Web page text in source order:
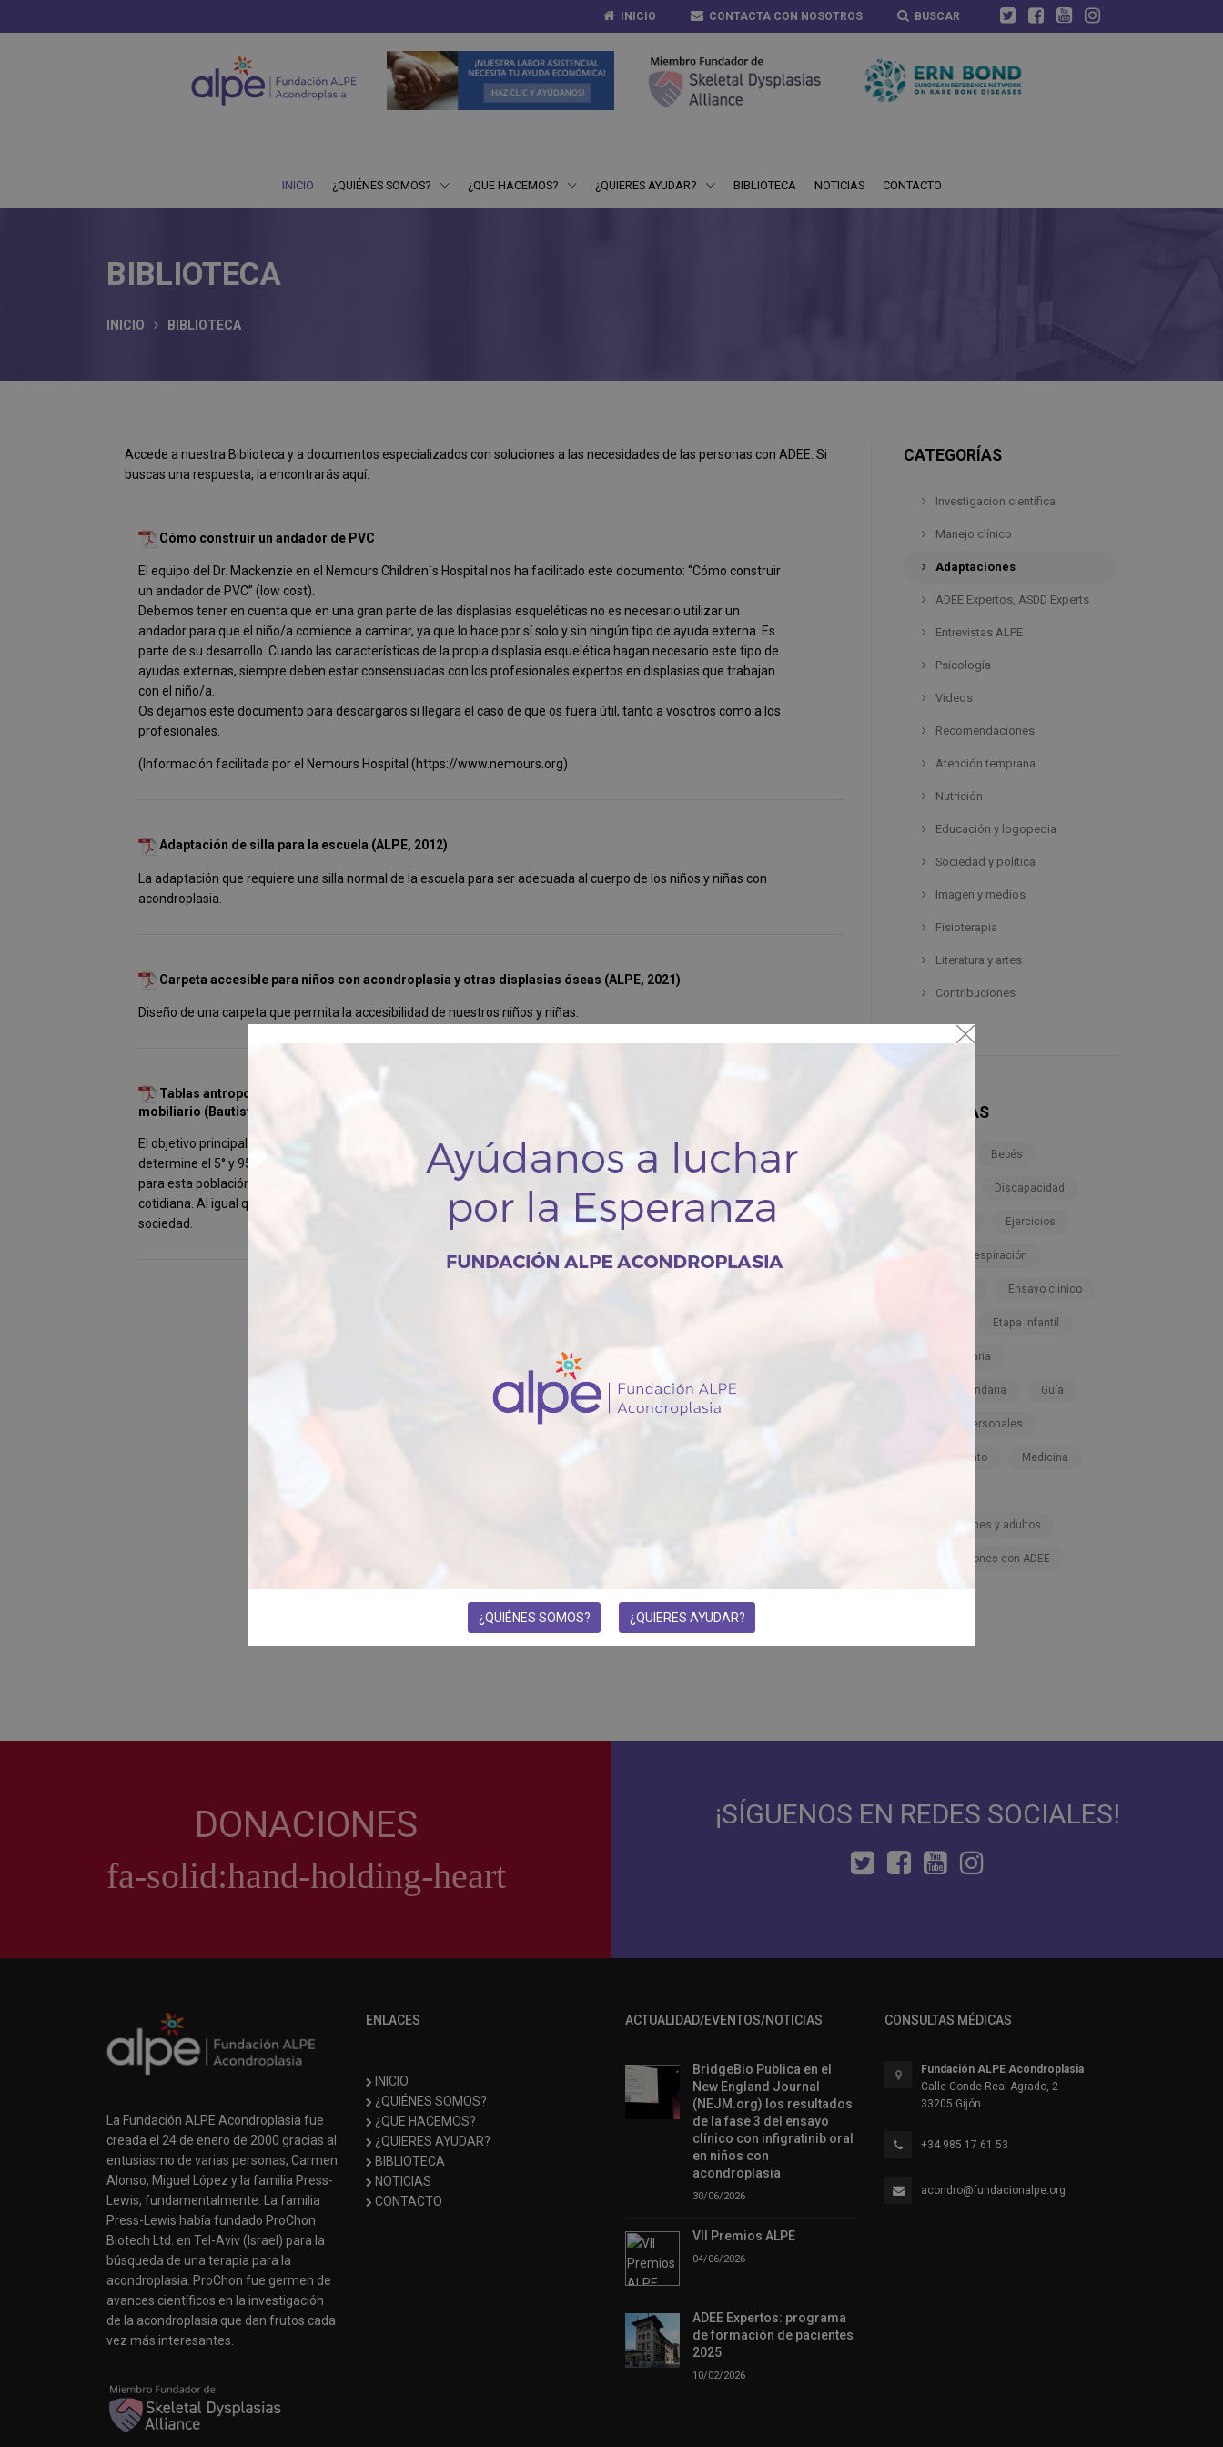
INICIO CONTACTA CON NOSOTROS BUSCAR
INICIO ¿QUIÉNES SOMOS? ¿QUE HACEMOS? ¿QUIERES AYUDAR? BIBLIOTECA NOTICIAS CONTACTO
BIBLIOTECA
INICIO BIBLIOTECA
Accede a nuestra Biblioteca y a documentos especializados con soluciones a las necesidades de las personas con ADEE. Si
buscas una respuesta, la encontrarás aquí.
Cómo construir un andador de PVC
El equipo del Dr. Mackenzie en el Nemours Children`s Hospital nos ha facilitado este documento: “Cómo construir
un andador de PVC” (low cost).
Debemos tener en cuenta que en una gran parte de las displasias esqueléticas no es necesario utilizar un
andador para que el niño/a comience a caminar, ya que lo hace por sí solo y sin ningún tipo de ayuda externa. Es
parte de su desarrollo. Cuando las características de la propia displasia esquelética hagan necesario este tipo de
ayudas externas, siempre deben estar consensuadas con los profesionales expertos en displasias que trabajan
con el niño/a.
Os dejamos este documento para descargaros si llegara el caso de que os fuera útil, tanto a vosotros como a los
profesionales.
(Información facilitada por el Nemours Hospital (https://www.nemours.org)
Adaptación de silla para la escuela (ALPE, 2012)
La adaptación que requiere una silla normal de la escuela para ser adecuada al cuerpo de los niños y niñas con
acondroplasia.
Carpeta accesible para niños con acondroplasia y otras displasias óseas (ALPE, 2021)
Diseño de una carpeta que permita la accesibilidad de nuestros niños y niñas.
Tablas antropométricas de adultos con enanismo de entre 18 a 45 años de edad para el diseño de
mobiliario (Bautista R, 2006)
El objetivo principal de este estudio es establecer tablas de dimensiones antropométricas en donde se
determine el 5° y 95° percentil de adultos con enanismo de ambos sexos para impulsar el diseño de mobiliario
para esta población, logrando satisfacer sus necesidades de mayor prioridad durante el desempeño de su vida
cotidiana. Al igual que poderles otorgar una satisfacción personal y emocional al ser tomados en cuenta por la
sociedad.
CATEGORÍAS
Investigacion científica
Manejo clínico
Adaptaciones
ADEE Expertos, ASDD Experts
Entrevistas ALPE
Psicología
Videos
Recomendaciones
Atención temprana
Nutrición
Educación y logopedia
Sociedad y política
Imagen y medios
Fisioterapia
Literatura y artes
Contribuciones
ETIQUETAS
Bebés
Discapacidad
Ejercicios
Ejercicios respiración
Ensayo clínico
Etapa infantil
Etapa primaria
Etapa secundaria Guía
Historias personales
Medicamento Medicina
Niños, jóvenes y adultos
Organizaciones con ADEE
Padres
DONACIONES ¡SÍGUENOS EN REDES SOCIALES!
La Fundación ALPE Acondroplasia fue
creada el 24 de enero de 2000 gracias al
entusiasmo de varias personas, Carmen
Alonso, Miguel López y la familia Press-
Lewis, fundamentalmente. La familia
Press-Lewis había fundado ProChon
Biotech Ltd. en Tel-Aviv (Israel) para la
búsqueda de una terapia para la
acondroplasia. ProChon fue germen de
avances científicos en la investigación
de la acondroplasia que dan frutos cada
vez más interesantes.
ENLACES
INICIO
¿QUIÉNES SOMOS?
¿QUE HACEMOS?
¿QUIERES AYUDAR?
BIBLIOTECA
NOTICIAS
CONTACTO
ACTUALIDAD/EVENTOS/NOTICIAS
BridgeBio Publica en el
New England Journal
(NEJM.org) los resultados
de la fase 3 del ensayo
clínico con infigratinib oral
en niños con
acondroplasia
30/06/2026
VII Premios ALPE
04/06/2026
ADEE Expertos: programa
de formación de pacientes
2025
10/02/2026
CONSULTAS MÉDICAS
Fundación ALPE Acondroplasia
Calle Conde Real Agrado, 2
33205 Gijón
+34 985 17 61 53
acondro@fundacionalpe.org
¿QUIÉNES SOMOS? ¿QUIERES AYUDAR?